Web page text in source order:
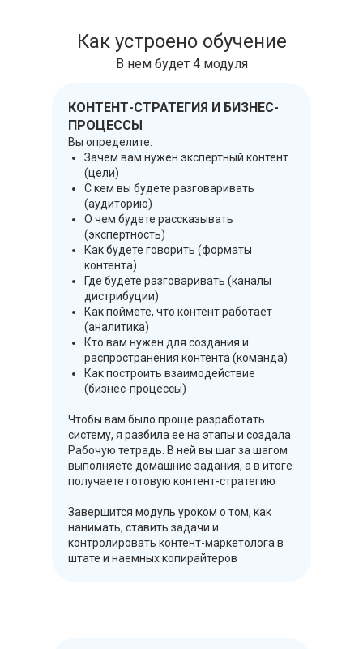
Как устроено обучение
В нем будет 4 модуля
КОНТЕНТ-СТРАТЕГИЯ И БИЗНЕС-
ПРОЦЕССЫ
Вы определите:
Зачем вам нужен экспертный контент
(цели)
С кем вы будете разговаривать
(аудиторию)
О чем будете рассказывать
(экспертность)
Как будете говорить (форматы
контента)
Где будете разговаривать (каналы
дистрибуции)
Как поймете, что контент работает
(аналитика)
Кто вам нужен для создания и
распространения контента (команда)
Как построить взаимодействие
(бизнес-процессы)
Чтобы вам было проще разработать
систему, я разбила ее на этапы и создала
Рабочую тетрадь. В ней вы шаг за шагом
выполняете домашние задания, а в итоге
получаете готовую контент-стратегию
Завершится модуль уроком о том, как
нанимать, ставить задачи и
контролировать контент-маркетолога в
штате и наемных копирайтеров